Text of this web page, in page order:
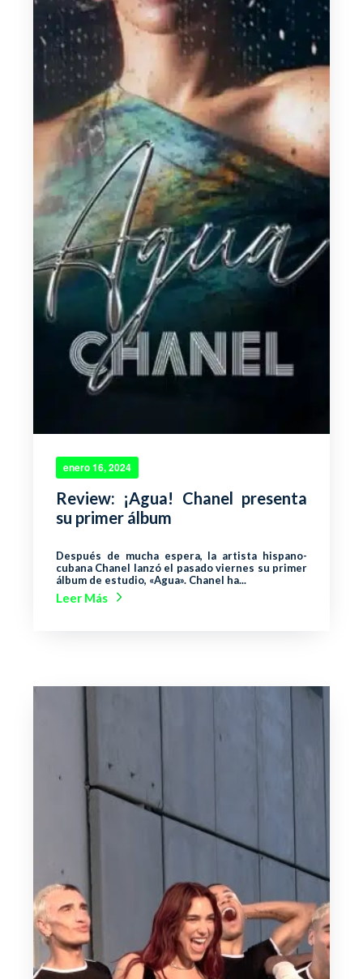
enero 16, 2024
Review: ¡Agua! Chanel presenta
su primer álbum
Después de mucha espera, la artista hispano-
cubana Chanel lanzó el pasado viernes su primer
álbum de estudio, «Agua». Chanel ha...
Leer Más